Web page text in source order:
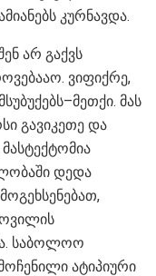
კურნავდა.
არ გაქვს
ვიფიქრე,
მას
გავიკეთე და
დედა
საბოლოო
ატიპიური